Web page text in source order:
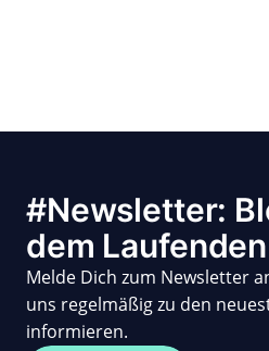
#Newsletter:
dem Laufenden
Melde Dich zum Newsletter
uns regelmäßig zu den
informieren.